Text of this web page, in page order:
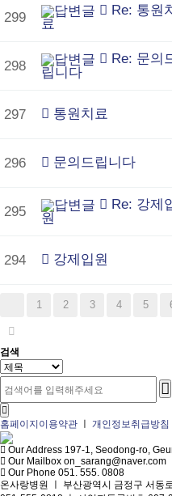
299
Re: 통원
료
298
Re: 문의
립니다
297 통원치료
296 문의드립니다
295
Re: 강제
원
294 강제입원
1 2 3 4 5
검색
홈페이지이용약관 개인정보취급방침
Our Address 197-1, Seodong-ro,
Our Mailbox on_sarang@naver.com
Our Phone 051. 555. 0808
온사랑병원 ㅣ 부산광역시 금정구 서동